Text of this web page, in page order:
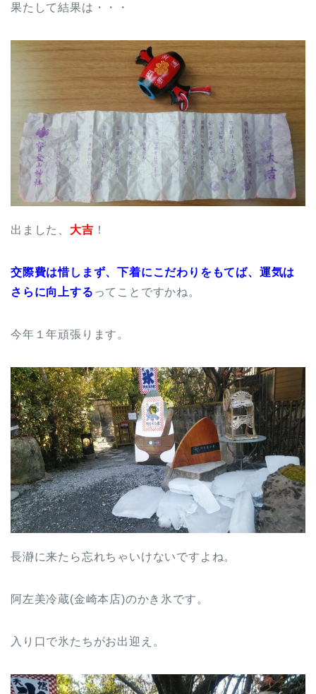
果たして結果は・・・
出ました、 大吉 ！
交際費は惜しまず、下着にこだわりをもてば、運気は
さらに向上する ってことですかね。
今年１年頑張ります。
長瀞に来たら忘れちゃいけないですよね。
阿左美冷蔵(金崎本店)のかき氷です。
入り口で氷たちがお出迎え。